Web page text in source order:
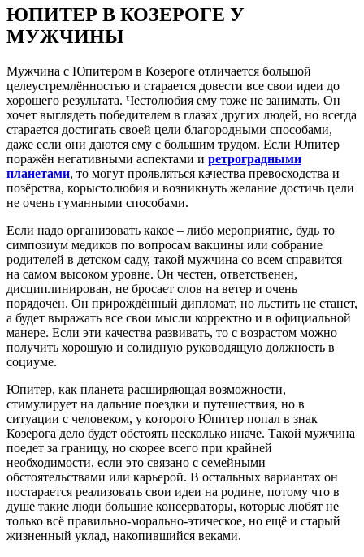
ЮПИТЕР В КОЗЕРОГЕ У
МУЖЧИНЫ
Мужчина с Юпитером в Козероге отличается большой
целеустремлённостью и старается довести все свои идеи до
хорошего результата. Честолюбия ему тоже не занимать. Он
хочет выглядеть победителем в глазах других людей, но всегда
старается достигать своей цели благородными способами,
даже если они даются ему с большим трудом. Если Юпитер
поражён негативными аспектами и ретроградными
планетами, то могут проявляться качества превосходства и
позёрства, корыстолюбия и возникнуть желание достичь цели
не очень гуманными способами.
Если надо организовать какое – либо мероприятие, будь то
симпозиум медиков по вопросам вакцины или собрание
родителей в детском саду, такой мужчина со всем справится
на самом высоком уровне. Он честен, ответственен,
дисциплинирован, не бросает слов на ветер и очень
порядочен. Он прирождённый дипломат, но льстить не станет,
а будет выражать все свои мысли корректно и в официальной
манере. Если эти качества развивать, то с возрастом можно
получить хорошую и солидную руководящую должность в
социуме.
Юпитер, как планета расширяющая возможности,
стимулирует на дальние поездки и путешествия, но в
ситуации с человеком, у которого Юпитер попал в знак
Козерога дело будет обстоять несколько иначе. Такой мужчина
поедет за границу, но скорее всего при крайней
необходимости, если это связано с семейными
обстоятельствами или карьерой. В остальных вариантах он
постарается реализовать свои идеи на родине, потому что в
душе такие люди большие консерваторы, которые любят не
только всё правильно-морально-этическое, но ещё и старый
жизненный уклад, накопившийся веками.